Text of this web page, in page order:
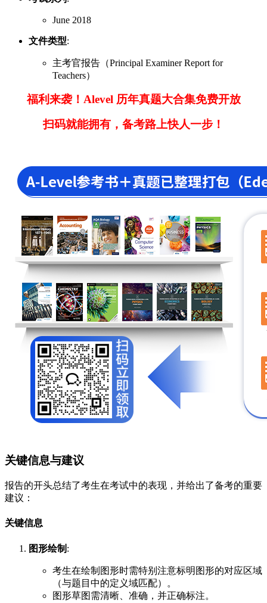
June 2018
文件类型:
主考官报告（Principal Examiner Report for
Teachers）
福利来袭！Alevel 历年真题大合集免费开放
扫码就能拥有，备考路上快人一步！
关键信息与建议
报告的开头总结了考生在考试中的表现，并给出了备考的重要
建议：
关键信息
图形绘制 :
考生在绘制图形时需特别注意标明图形的对应区域
（与题目中的定义域匹配）。
图形草图需清晰、准确，并正确标注。